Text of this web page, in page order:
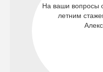
На ваши вопросы
летним